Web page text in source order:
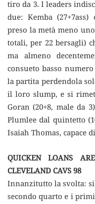
tiro da 3. I leaders
due: Kemba
preso la metà meno
totali, per 22 bersagli)
ma almeno
consueto basso
la partita perdendola
il loro slump, e si
Goran (20+8, male da
Plumlee dal quintetto
Isaiah Thomas, capace
QUICKEN LOANS
CLEVELAND CAVS 98
Innanzitutto la svolta:
secondo quarto e i